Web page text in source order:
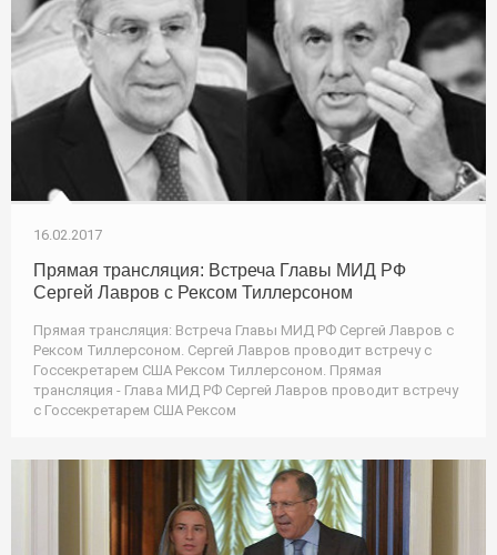
16.02.2017
Прямая трансляция: Встреча Главы МИД РФ
Сергей Лавров с Рексом Тиллерсоном
Прямая трансляция: Встреча Главы МИД РФ Сергей Лавров с
Рексом Тиллерсоном. Сергей Лавров проводит встречу с
Госсекретарем США Рексом Тиллерсоном. Прямая
трансляция - Глава МИД РФ Сергей Лавров проводит встречу
с Госсекретарем США Рексом